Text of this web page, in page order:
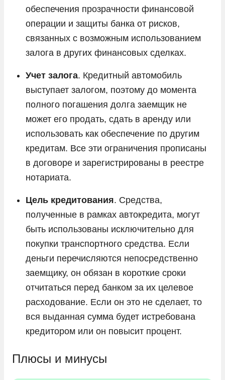
обеспечения прозрачности финансовой
операции и защиты банка от рисков,
связанных с возможным использованием
залога в других финансовых сделках.
Учет залога. Кредитный автомобиль
выступает залогом, поэтому до момента
полного погашения долга заемщик не
может его продать, сдать в аренду или
использовать как обеспечение по другим
кредитам. Все эти ограничения прописаны
в договоре и зарегистрированы в реестре
нотариата.
Цель кредитования. Средства,
полученные в рамках автокредита, могут
быть использованы исключительно для
покупки транспортного средства. Если
деньги перечисляются непосредственно
заемщику, он обязан в короткие сроки
отчитаться перед банком за их целевое
расходование. Если он это не сделает, то
вся выданная сумма будет истребована
кредитором или он повысит процент.
Плюсы и минусы